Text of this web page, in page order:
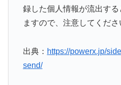
録した個人情報が流出す
ますので、注意してくださ
出典： https://powerx.jp/
send/